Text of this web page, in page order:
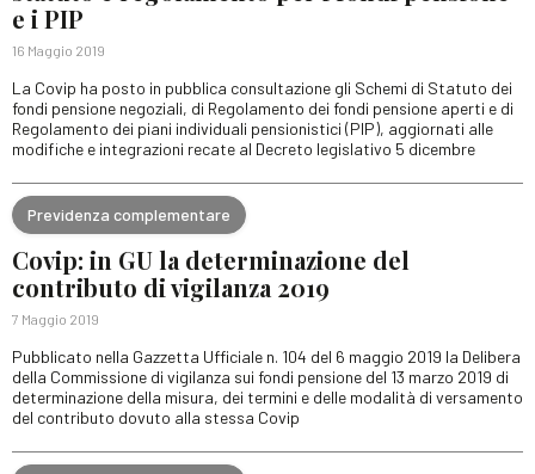
e i PIP
16 Maggio 2019
La Covip ha posto in pubblica consultazione gli Schemi di Statuto dei
fondi pensione negoziali, di Regolamento dei fondi pensione aperti e di
Regolamento dei piani individuali pensionistici (PIP), aggiornati alle
modifiche e integrazioni recate al Decreto legislativo 5 dicembre
Previdenza complementare
Covip: in GU la determinazione del
contributo di vigilanza 2019
7 Maggio 2019
Pubblicato nella Gazzetta Ufficiale n. 104 del 6 maggio 2019 la Delibera
della Commissione di vigilanza sui fondi pensione del 13 marzo 2019 di
determinazione della misura, dei termini e delle modalità di versamento
del contributo dovuto alla stessa Covip